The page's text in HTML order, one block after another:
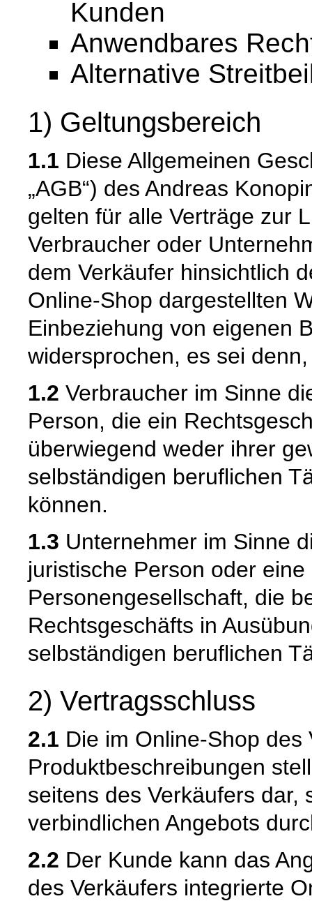
Kunden
Anwendbares
Alternative
1) Geltungsbereich
1.1 Diese Allgemeinen
„AGB“) des Andreas
gelten für alle Verträge zur
Verbraucher oder
dem Verkäufer hinsichtlich
Online-Shop dargestellten
Einbeziehung von eigenen
widersprochen, es sei
1.2 Verbraucher im Sinne
Person, die ein
überwiegend weder ihrer
selbständigen beruflichen
können.
1.3 Unternehmer im Sinne
juristische Person oder
Personengesellschaft, die
Rechtsgeschäfts in
selbständigen beruflichen
2) Vertragsschluss
2.1 Die im Online-Shop
Produktbeschreibungen
seitens des Verkäufers dar,
verbindlichen Angebots
2.2 Der Kunde kann das
des Verkäufers integrierte